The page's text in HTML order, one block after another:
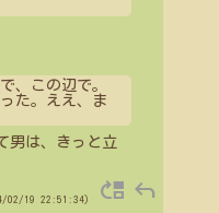
、この辺で。
た。ええ、ま
男は、きっと立
02/19 22:51:34） move_up reply